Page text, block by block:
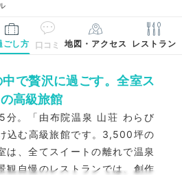
ごし方 口コミ 地図・アクセス レストラン
で贅沢に過ごす。全室ス
高級旅館
分。「由布院温泉 山荘 わらび
込む高級旅館です。3,500坪の
は、全てスイートの離れで温泉
観自慢のレストランでは、創作